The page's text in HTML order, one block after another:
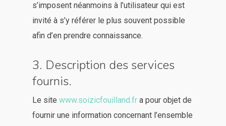
s’imposent néanmoins à l’utilisateur qui est
invité à s’y référer le plus souvent possible
afin d’en prendre connaissance.
3. Description des services
fournis.
Le site www.soizicfouilland.fr a pour objet de
fournir une information concernant l’ensemble